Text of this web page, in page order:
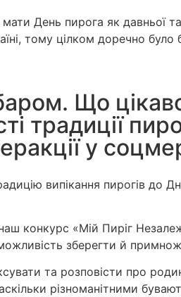
День пирога як
тому цілком доречно
Що
традиції
у
випікання пирогів до
конкурс «Мій Пиріг
зберегти й
та розповісти про
різноманітними